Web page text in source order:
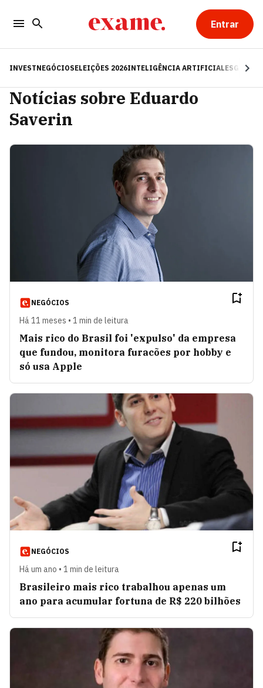
Entrar
INVESTNEGÓCIOSELEIÇÕES 2026INTELIGÊNCIA ARTIFICIALESG
Notícias sobre Eduardo
Saverin
NEGÓCIOS
Há 11 meses • 1 min de leitura
Mais rico do Brasil foi 'expulso' da empresa
que fundou, monitora furacões por hobby e
só usa Apple
NEGÓCIOS
Há um ano • 1 min de leitura
Brasileiro mais rico trabalhou apenas um
ano para acumular fortuna de R$ 220 bilhões